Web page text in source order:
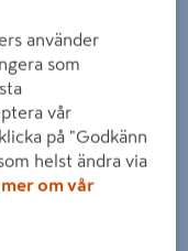
använder
som
vår
på "Godkänn
helst ändra via
mer om vår